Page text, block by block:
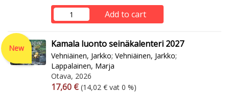
Add to cart
New Kamala luonto seinäkalenteri 2027
Vehniäinen, Jarkko; Vehniäinen, Jarkko;
Lappalainen, Marja
Otava, 2026
Arvonlisäverollinen hinta
17,60 € Excl. vat
(14,02 € vat 0 %)